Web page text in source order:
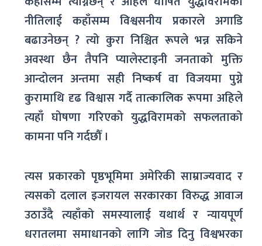
नीतिलाई कहाँसम्म विश्वसनीय प्रकारले अगाडि
बढाउनेछन् ? त्यो कुरा निश्चित रूपले भन्न सकिने
अवस्था छैन तैपनि प्यालेस्टाइनी जनताको मुक्ति
आन्दोलन अन्तमा सही निष्कर्ष वा विजयमा पुग्ने
कुरामाथि दृढ विश्वास गर्दै तात्कालिक रूपमा अहिले
त्यहाँ घोषणा गरिएको युद्धविरामको सफलताको
कामना पनि गर्दछौँ ।
त्यस प्रकारको पृष्ठभूमिमा अमेरिकी साम्राज्यवाद र
त्यसको दलाल इजरायल सरकारका विरुद्ध आवाज
उठाउँदै त्यहाँको समस्यालाई यथार्थ र न्यायपूर्ण
धरातलमा समाधानको लागि जोड दिनु विश्वभरका